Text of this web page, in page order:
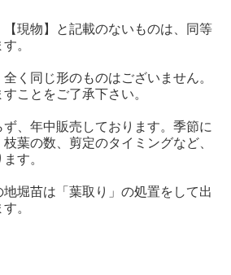
現物】と記載のないものは、同等
。
く同じ形のものはございません。
ことをご了承下さい。
、年中販売しております。季節に
葉の数、剪定のタイミングなど、
す。
堀苗は「葉取り」の処置をして出
。